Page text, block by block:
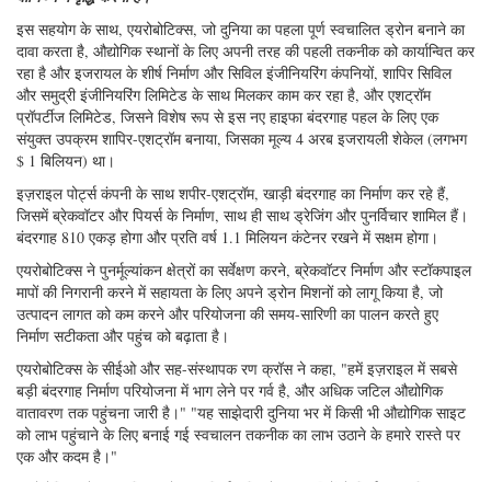
इस सहयोग के साथ, एयरोबोटिक्स, जो दुनिया का पहला पूर्ण स्वचालित ड्रोन बनाने का
दावा करता है, औद्योगिक स्थानों के लिए अपनी तरह की पहली तकनीक को कार्यान्वित कर
रहा है और इजरायल के शीर्ष निर्माण और सिविल इंजीनियरिंग कंपनियों, शापिर सिविल
और समुद्री इंजीनियरिंग लिमिटेड के साथ मिलकर काम कर रहा है, और एशट्रॉम
प्रॉपर्टीज लिमिटेड, जिसने विशेष रूप से इस नए हाइफा बंदरगाह पहल के लिए एक
संयुक्त उपक्रम शापिर-एशट्रॉम बनाया, जिसका मूल्य 4 अरब इजरायली शेकेल (लगभग
$ 1 बिलियन) था।
जिसमें ब्रेकवॉटर और पियर्स के निर्माण, साथ ही साथ ड्रेजिंग और पुनर्विचार शामिल हैं।
बंदरगाह 810 एकड़ होगा और प्रति वर्ष 1.1 मिलियन कंटेनर रखने में सक्षम होगा।
एयरोबोटिक्स ने पुनर्मूल्यांकन क्षेत्रों का सर्वेक्षण करने, ब्रेकवॉटर निर्माण और स्टॉकपाइल
मापों की निगरानी करने में सहायता के लिए अपने ड्रोन मिशनों को लागू किया है, जो
उत्पादन लागत को कम करने और परियोजना की समय-सारिणी का पालन करते हुए
निर्माण सटीकता और पहुंच को बढ़ाता है।
एयरोबोटिक्स के सीईओ और सह-संस्थापक रण क्रॉस ने कहा, "हमें इज़राइल में सबसे
बड़ी बंदरगाह निर्माण परियोजना में भाग लेने पर गर्व है, और अधिक जटिल औद्योगिक
वातावरण तक पहुंचना जारी है।" "यह साझेदारी दुनिया भर में किसी भी औद्योगिक साइट
को लाभ पहुंचाने के लिए बनाई गई स्वचालन तकनीक का लाभ उठाने के हमारे रास्ते पर
एक और कदम है।"